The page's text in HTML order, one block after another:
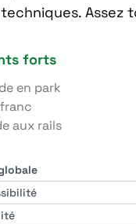
Assez
forts
en park
aux rails